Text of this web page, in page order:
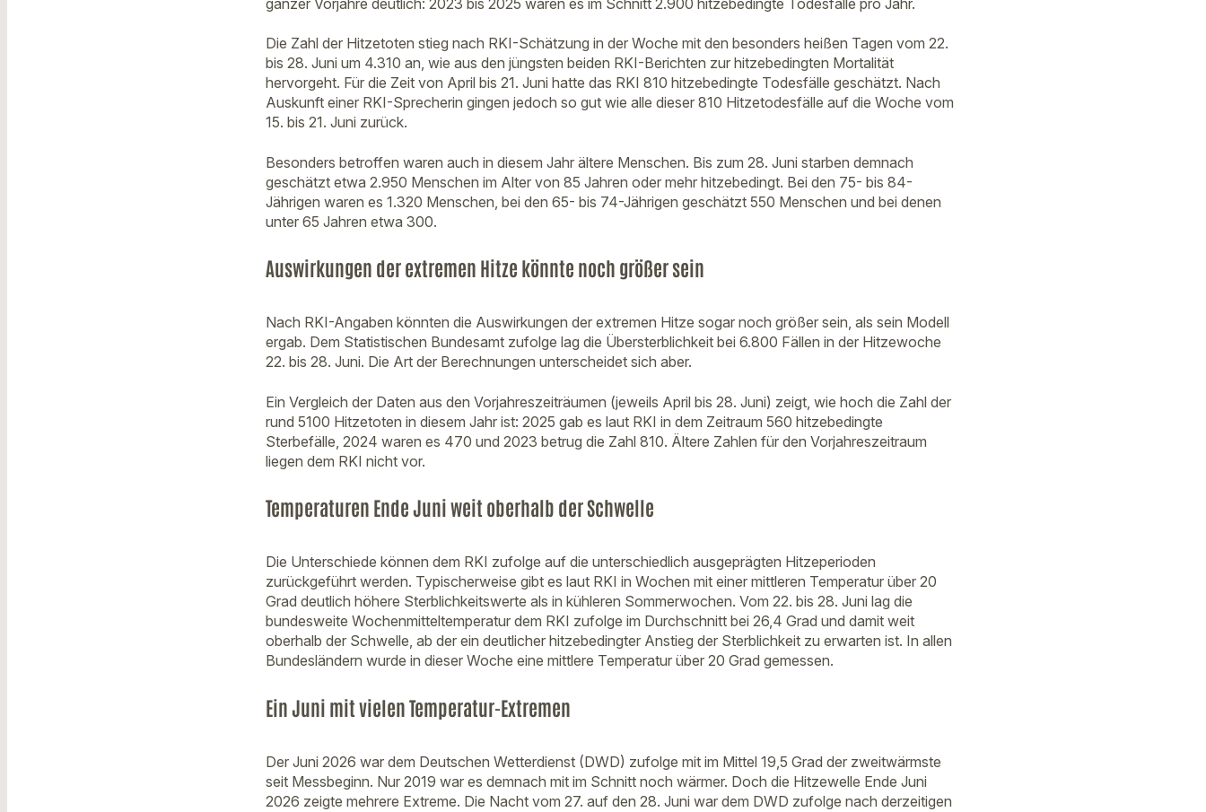
Die Zahl der Hitzetoten stieg nach RKI-Schätzung in der Woche mit den besonders heißen Tagen vom 22.
bis 28. Juni um 4.310 an, wie aus den jüngsten beiden RKI-Berichten zur hitzebedingten Mortalität
hervorgeht. Für die Zeit von April bis 21. Juni hatte das RKI 810 hitzebedingte Todesfälle geschätzt. Nach
Auskunft einer RKI-Sprecherin gingen jedoch so gut wie alle dieser 810 Hitzetodesfälle auf die Woche vom
15. bis 21. Juni zurück.
Besonders betroffen waren auch in diesem Jahr ältere Menschen. Bis zum 28. Juni starben demnach
geschätzt etwa 2.950 Menschen im Alter von 85 Jahren oder mehr hitzebedingt. Bei den 75- bis 84-
Jährigen waren es 1.320 Menschen, bei den 65- bis 74-Jährigen geschätzt 550 Menschen und bei denen
unter 65 Jahren etwa 300.
Auswirkungen der extremen Hitze könnte noch größer sein
Nach RKI-Angaben könnten die Auswirkungen der extremen Hitze sogar noch größer sein, als sein Modell
ergab. Dem Statistischen Bundesamt zufolge lag die Übersterblichkeit bei 6.800 Fällen in der Hitzewoche
22. bis 28. Juni. Die Art der Berechnungen unterscheidet sich aber.
Ein Vergleich der Daten aus den Vorjahreszeiträumen (jeweils April bis 28. Juni) zeigt, wie hoch die Zahl der
rund 5100 Hitzetoten in diesem Jahr ist: 2025 gab es laut RKI in dem Zeitraum 560 hitzebedingte
Sterbefälle, 2024 waren es 470 und 2023 betrug die Zahl 810. Ältere Zahlen für den Vorjahreszeitraum
liegen dem RKI nicht vor.
Temperaturen Ende Juni weit oberhalb der Schwelle
Die Unterschiede können dem RKI zufolge auf die unterschiedlich ausgeprägten Hitzeperioden
zurückgeführt werden. Typischerweise gibt es laut RKI in Wochen mit einer mittleren Temperatur über 20
Grad deutlich höhere Sterblichkeitswerte als in kühleren Sommerwochen. Vom 22. bis 28. Juni lag die
bundesweite Wochenmitteltemperatur dem RKI zufolge im Durchschnitt bei 26,4 Grad und damit weit
oberhalb der Schwelle, ab der ein deutlicher hitzebedingter Anstieg der Sterblichkeit zu erwarten ist. In allen
Bundesländern wurde in dieser Woche eine mittlere Temperatur über 20 Grad gemessen.
Ein Juni mit vielen Temperatur-Extremen
Der Juni 2026 war dem Deutschen Wetterdienst (DWD) zufolge mit im Mittel 19,5 Grad der zweitwärmste
seit Messbeginn. Nur 2019 war es demnach mit im Schnitt noch wärmer. Doch die Hitzewelle Ende Juni
2026 zeigte mehrere Extreme. Die Nacht vom 27. auf den 28. Juni war dem DWD zufolge nach derzeitigen